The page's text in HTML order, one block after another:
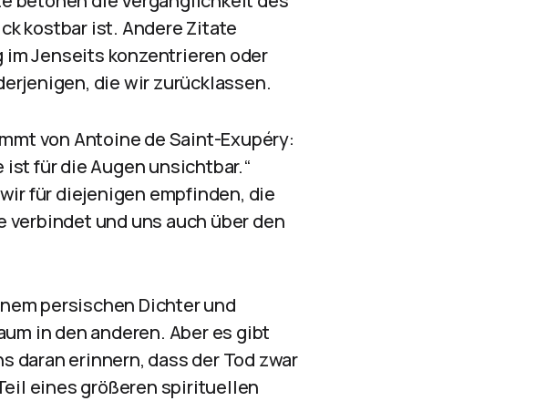
kostbar ist. Andere Zitate
Jenseits konzentrieren oder
die wir zurücklassen.
von Antoine de Saint-Exupéry:
ist für die Augen unsichtbar.“
für diejenigen empfinden, die
verbindet und uns auch über den
persischen Dichter und
in den anderen. Aber es gibt
daran erinnern, dass der Tod zwar
eines größeren spirituellen